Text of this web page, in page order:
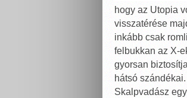
hogy az Utopia
visszatérése
inkább csak
felbukkan az X-
gyorsan
hátsó
Skalpvadász